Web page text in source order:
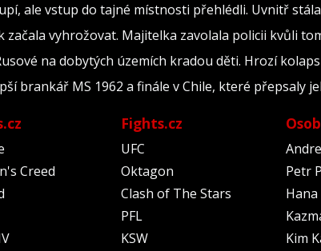
ale vstup do tajné místnosti přehlédli. Uvnitř
začala vyhrožovat. Majitelka zavolala policii kvůli
na dobytých územích kradou děti. Hrozí
brankář MS 1962 a finále v Chile, které přepsaly
Creed
Fights.cz
UFC
Oktagon
Clash of The Stars
PFL
KSW
Petr
Kim